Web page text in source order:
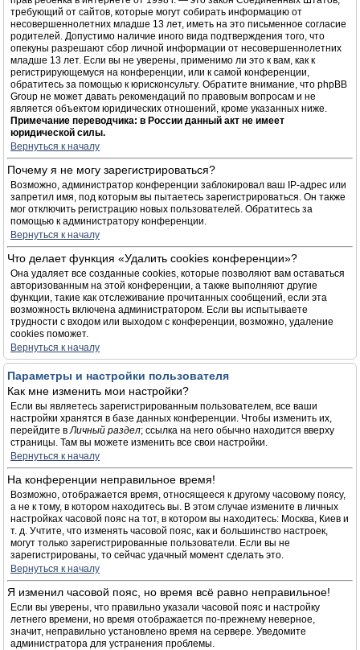
требующий от сайтов, которые могут собирать информацию от
несовершеннолетних младше 13 лет, иметь на это письменное согласие
родителей. Допустимо наличие иного вида подтверждения того, что
опекуны разрешают сбор личной информации от несовершеннолетних
младше 13 лет. Если вы не уверены, применимо ли это к вам, как к
регистрирующемуся на конференции, или к самой конференции,
обратитесь за помощью к юрисконсульту. Обратите внимание, что phpBB
Group не может давать рекомендаций по правовым вопросам и не
является объектом юридических отношений, кроме указанных ниже.
Примечание переводчика: в России данный акт не имеет
юридической силы.
Вернуться к началу
Почему я не могу зарегистрироваться?
Возможно, администратор конференции заблокировал ваш IP-адрес или
запретил имя, под которым вы пытаетесь зарегистрироваться. Он также
мог отключить регистрацию новых пользователей. Обратитесь за
помощью к администратору конференции.
Вернуться к началу
Что делает функция «Удалить cookies конференции»?
Она удаляет все созданные cookies, которые позволяют вам оставаться
авторизованным на этой конференции, а также выполняют другие
функции, такие как отслеживание прочитанных сообщений, если эта
возможность включена администратором. Если вы испытываете
трудности с входом или выходом с конференции, возможно, удаление
cookies поможет.
Вернуться к началу
Параметры и настройки пользователя
Как мне изменить мои настройки?
Если вы являетесь зарегистрированным пользователем, все ваши
настройки хранятся в базе данных конференции. Чтобы изменить их,
перейдите вЛичный раздел; ссылка на него обычно находится вверху
страницы. Там вы можете изменить все свои настройки.
Вернуться к началу
На конференции неправильное время!
Возможно, отображается время, относящееся к другому часовому поясу,
а не к тому, в котором находитесь вы. В этом случае измените в личных
настройках часовой пояс на тот, в котором вы находитесь: Москва, Киев и
т. д. Учтите, что изменять часовой пояс, как и большинство настроек,
могут только зарегистрированные пользователи. Если вы не
зарегистрированы, то сейчас удачный момент сделать это.
Вернуться к началу
Я изменил часовой пояс, но время всё равно неправильное!
Если вы уверены, что правильно указали часовой пояс и настройку
летнего времени, но время отображается по-прежнему неверное,
значит, неправильно установлено время на сервере. Уведомите
администратора для устранения проблемы.